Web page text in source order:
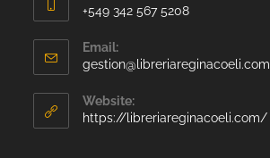
+549 342 567 5208
Email:
gestion@libreriareginacoeli.com
Website:
https://libreriareginacoeli.com/